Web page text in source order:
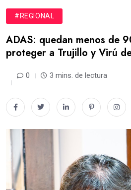
#REGIONAL
ADAS: quedan menos de
proteger a Trujillo y Virú
0 3 mins. de lectura